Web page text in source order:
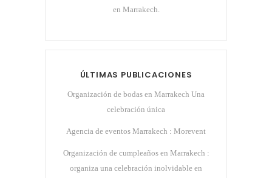
en Marrakech.
ÚLTIMAS PUBLICACIONES
Organización de bodas en Marrakech Una
celebración única
Agencia de eventos Marrakech : Morevent
Organización de cumpleaños en Marrakech :
organiza una celebración inolvidable en